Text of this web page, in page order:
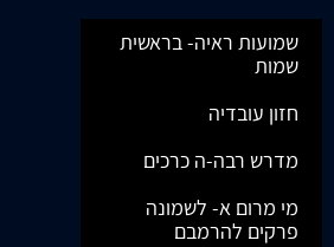
שמועות ראיה- בראשית
שמות
חזון עובדיה
מדרש רבה-ה כרכים
מי מרום א- לשמונה
פרקים להרמבם